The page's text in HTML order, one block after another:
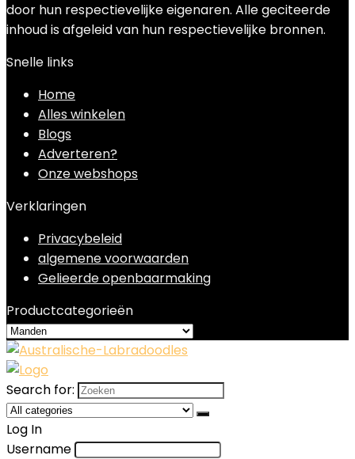
door hun respectievelijke eigenaren. Alle geciteerde
inhoud is afgeleid van hun respectievelijke bronnen.
Snelle links
Home
Alles winkelen
Blogs
Adverteren?
Onze webshops
Verklaringen
Privacybeleid
algemene voorwaarden
Gelieerde openbaarmaking
Productcategorieën
Search for:
Log In
Username